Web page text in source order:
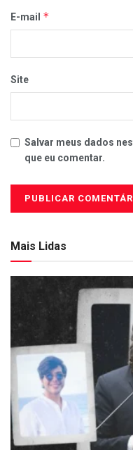
E-mail *
Site
Salvar meus dados
que eu comentar.
Mais Lidas